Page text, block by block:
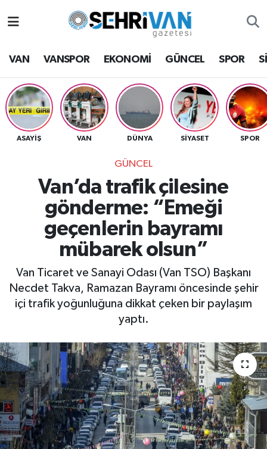
VAN VANSPOR EKONOMİ GÜNCEL SPOR
ASAYİŞ VAN DÜNYA SİYASET SPOR
GÜNCEL
Van’da trafik çilesine
gönderme: “Emeği
geçenlerin bayramı
mübarek olsun”
Van Ticaret ve Sanayi Odası (Van TSO) Başkanı
Necdet Takva, Ramazan Bayramı öncesinde şehir
içi trafik yoğunluğuna dikkat çeken bir paylaşım
yaptı.
Van Hava Durumu
VAN Namaz Vakitleri
Van Trafik Yoğunluk Haritası
Süper Lig Puan Durumu ve Fikstür
Tüm Manşetler
Son Dakika Haberleri
Haber Arşivi